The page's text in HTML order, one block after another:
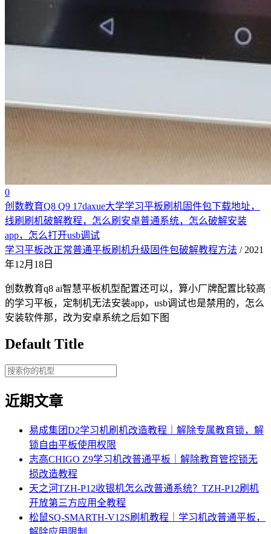
0
创数教育Q8 Q9 17daxue大学学习平板刷机固件包下载地址，
线刷刷机破解教程，怎么刷安卓普通系统，怎么破解安装
app，怎么打开usb调试
学习平板改正常普通平板刷机升级固件包破解教程方法 / 2021
年12月18日
创数教育q8 ai智慧平板机型配置还可以，算小厂牌配置比较高
的学习平板，定制机无法安装app，usb调试也是禁用的，怎么
安装软件那，改为安卓系统之后如下图
Default Title
近期文章
易成集团D2学习机刷机改造教程｜解除专属教育锁，解
锁自由平板使用权限
志高CHIGO Z9学习机改普通平板｜解除教育管控锁无
损改造教程
天之河TZH-P12收银机怎么改普通系统？TZH-P12刷机
开放第三方应用全教程
松鼠SQ-SMARTH-V12S刷机教程｜学习机改普通平板，